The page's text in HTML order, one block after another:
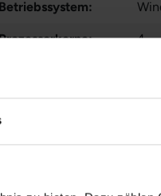
Betriebssystem:
4
Ja